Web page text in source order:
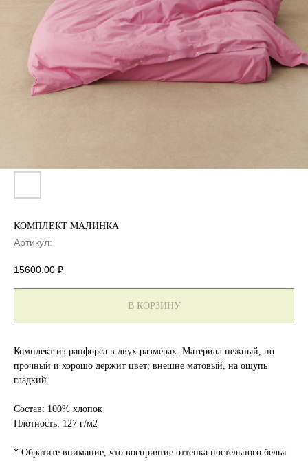
КОМПЛЕКТ МАЛИНКА
Артикул:
15600.00 ₽
В КОРЗИНУ
Комплект из ранфорса в двух размерах. Материал нежный, но
прочный и хорошо держит цвет; внешне матовый, на ощупь
гладкий.
Состав: 100% хлопок
Плотность: 127 г/м2
* Обратите внимание, что восприятие оттенка постельного белья